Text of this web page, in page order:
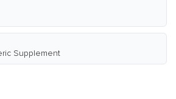
Supplement